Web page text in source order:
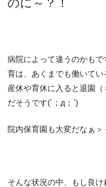
病院によって違うのかも
育は、あくまでも働いて
産休や育休に入ると退園
だそうです(´；д；`)
院内保育園も大変だなぁ＞
そんな状況の中、もし良